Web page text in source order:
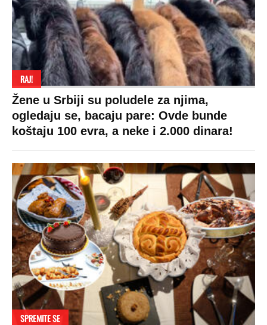
RAJ!
Žene u Srbiji su poludele za njima,
ogledaju se, bacaju pare: Ovde bunde
koštaju 100 evra, a neke i 2.000 dinara!
SPREMITE SE